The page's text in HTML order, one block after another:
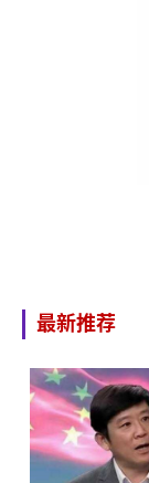
最新推荐